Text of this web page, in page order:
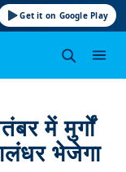
Get it on Google Play
में मुर्गों
भेजेगा